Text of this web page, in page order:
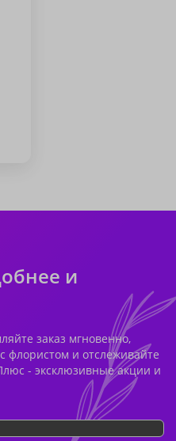
и
заказ мгновенно,
флористом и отслеживайте
- эксклюзивные акции и